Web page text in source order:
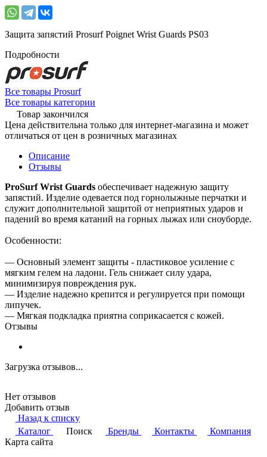
Защита запястий Prosurf Poignet Wrist Guards PS03
Подробности
Все товары Prosurf
Все товары категории
Товар закончился
Цена действительна только для интернет-магазина и может
отличаться от цен в розничных магазинах
Описание
Отзывы
ProSurf Wrist Guards обеспечивает надежную защиту
запястий. Изделие одевается под горнолыжные перчатки и
служит дополнительной защитой от неприятных ударов и
падений во время катаний на горных лыжах или сноуборде.
Особенности:
— Основный элемент защиты - пластиковое усиление с
мягким гелем на ладони. Гель снижает силу удара,
минимизируя повреждения рук.
— Изделие надежно крепится и регулируется при помощи
липучек.
— Мягкая подкладка приятна соприкасается с кожей.
Отзывы
Загрузка отзывов...
Нет отзывов
Добавить отзыв
Назад к списку
Каталог
Поиск Бренды Контакты
Компания
Карта сайта